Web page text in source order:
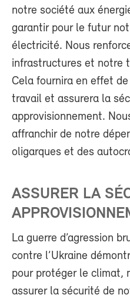
notre société aux
garantir pour le futur
électricité. Nous
infrastructures et notre
Cela fournira en effet
travail et assurera la
approvisionnement.
affranchir de notre
oligarques et des
ASSURER LA
La guerre d’agression
contre l’Ukraine
pour protéger le climat,
assurer la sécurité de